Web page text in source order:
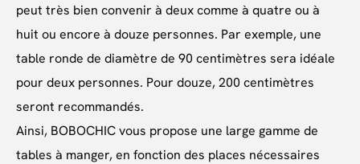
peut très bien convenir à deux comme à quatre ou à
huit ou encore à douze personnes. Par exemple, une
table ronde de diamètre de 90 centimètres sera idéale
pour deux personnes. Pour douze, 200 centimètres
seront recommandés.
Ainsi, BOBOCHIC vous propose une large gamme de
tables à manger, en fonction des places nécessaires